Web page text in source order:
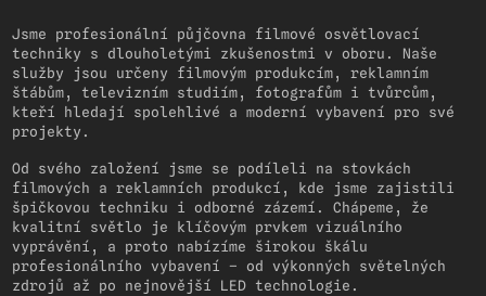
Jsme profesionální půjčovna filmové osvětlovací
techniky s dlouholetými zkušenostmi v oboru. Naše
služby jsou určeny filmovým produkcím, reklamním
štábům, televizním studiím, fotografům i tvůrcům,
kteří hledají spolehlivé a moderní vybavení pro své
projekty.
Od svého založení jsme se podíleli na stovkách
filmových a reklamních produkcí, kde jsme zajistili
špičkovou techniku i odborné zázemí. Chápeme, že
kvalitní světlo je klíčovým prvkem vizuálního
vyprávění, a proto nabízíme širokou škálu
profesionálního vybavení – od výkonných světelných
zdrojů až po nejnovější LED technologie.